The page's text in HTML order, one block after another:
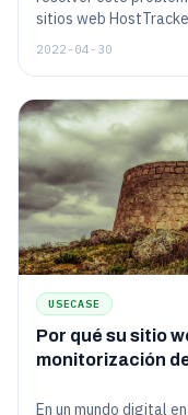
sitios web
2022-04-30
USECASE
Por qué su sitio
monitorización
En un mundo digital